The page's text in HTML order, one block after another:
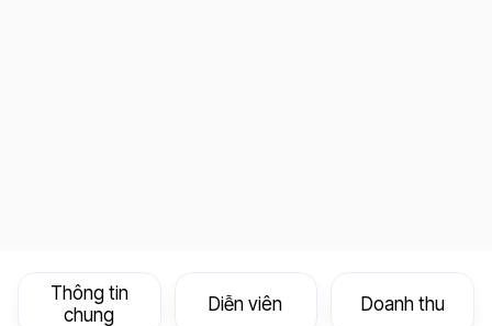
Thông tin
chung
Diễn viên Doanh thu